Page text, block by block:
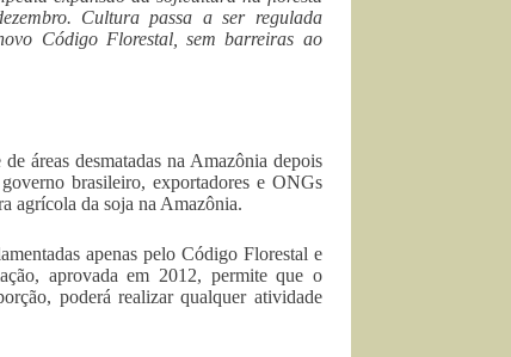
Cultura passa a ser regulada
Código Florestal, sem barreiras ao
áreas desmatadas na Amazônia depois
brasileiro, exportadores e ONGs
agrícola da soja na Amazônia.
apenas pelo Código Florestal e
aprovada em 2012, permite que o
poderá realizar qualquer atividade